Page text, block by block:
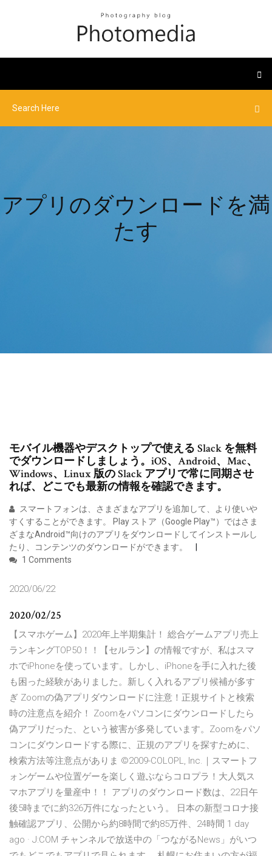
アプリのダウンロードを満
たす
モバイル機器やデスクトップで使える Slack を無料
でダウンロードしましょう。iOS、Android、Mac、
Windows、Linux 版の Slack アプリで常に同期させ
れば、どこでも最新の情報を確認できます。
スマートフォンは、さまざまなアプリを追加して、より使いや
すくすることができます。 Play ストア（Google Play™）ではさま
ざまなAndroid™向けのアプリをダウンロードしてインストールし
たり、コンテンツのダウンロードができます。
1 Comments
2020/06/22
2020/02/25
【スマホゲーム】2020年上半期集計！ 総合ゲームアプリ売上
ランキングTOP50！！【セルラン】の情報ですが、私はスマ
ホでiPhoneを使っています。しかし、iPhoneを手に入れた後
も困った経験がありました。新しく入れるアプリ候補が多す
ぎ Zoomの偽アプリダウンロードに注意！正規サイトと検索
時の注意点を紹介！ Zoomをパソコンにダウンロードしたら
偽アプリだった、という被害が多発しています。Zoomをパソ
コンにダウンロードする際に、正規のアプリを探すために、
検索方法等注意点がありま ©2009-COLOPL, Inc.｜スマートフ
ォンゲームや位置ゲーを楽しく遊ぶならコロプラ！大人気ス
マホアプリを量産中！！ アプリのダウンロード数は、22日午
後5時までに約326万件になったという。 日本の新型コロナ接
触確認アプリ、公開から約8時間で約85万件、24時間 1 day
ago · J:COM チャンネルで放送中の「つながるNews」がいつ